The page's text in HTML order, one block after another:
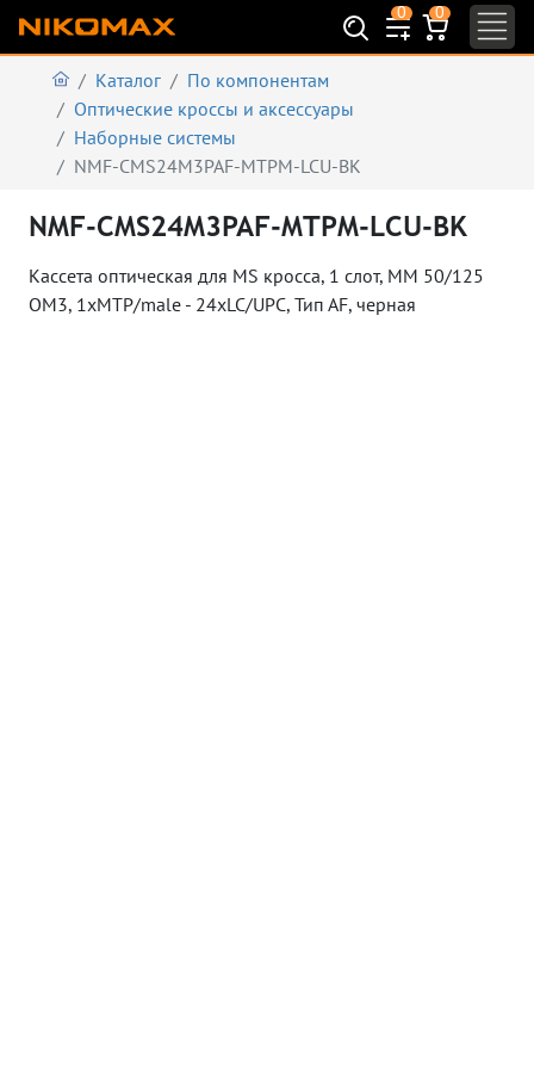
0 0
Каталог
По компонентам
Оптические кроссы и аксессуары
Наборные системы
NMF-CMS24M3PAF-MTPM-LCU-BK
NMF-CMS24M3PAF-MTPM-LCU-BK
Кассета оптическая для MS кросса, 1 слот, MM 50/125
OM3, 1xMTP/male - 24xLC/UPC, Тип АF, черная